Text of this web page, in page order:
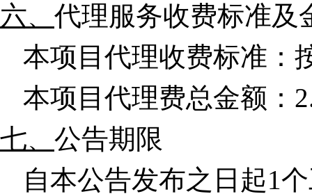
六、 代理服务收费标准及
本项目 代理收费标准：
本项目 代理费总金额：
七、 公告期限
自本公告发布之日起1